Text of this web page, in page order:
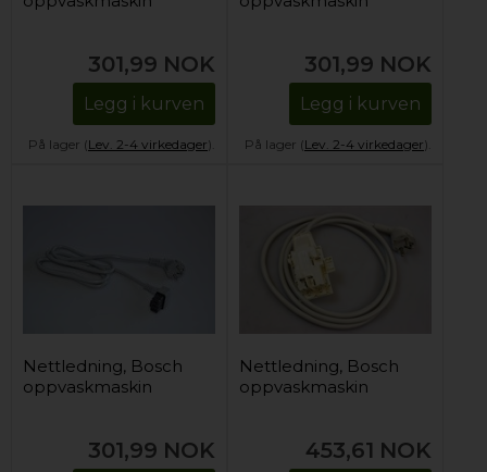
301,99 NOK
Legg i kurven
På lager (Lev. 2-4 virkedager).
301,99 NOK
Legg i kurven
På lager (Lev. 2-4 virkedager).
Nettledning, Bosch
oppvaskmaskin
301,99 NOK
Nettledning, Bosch
oppvaskmaskin
453,61 NOK